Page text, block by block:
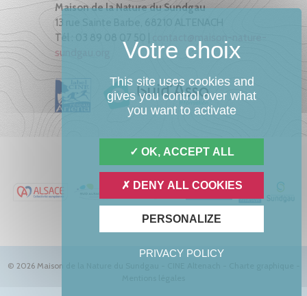
Maison de la Nature du Sundgau
13 rue Sainte Barbe, 68210 ALTENACH
Tél : 03 89 08 07 50 |
sundgau.org
© 2026 Maison de la Nature du Sundgau - CINE Altenach -
This site uses cookies and
gives you control over what
you want to activate
OK, ACCEPT ALL
DENY ALL COOKIES
PERSONALIZE
PRIVACY POLICY